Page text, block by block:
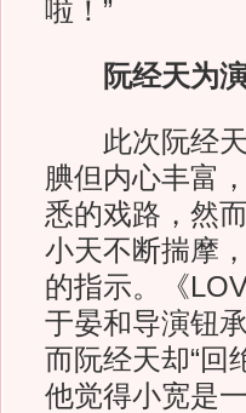
啦！”
阮经天为
此次阮经天
腆但内心丰富
悉的戏路，然
小天不断揣摩
的指示。《
于晏和导演钮
而阮经天却“回
他觉得小宽是